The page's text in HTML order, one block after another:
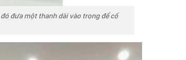
đưa một thanh dài vào trong để cố